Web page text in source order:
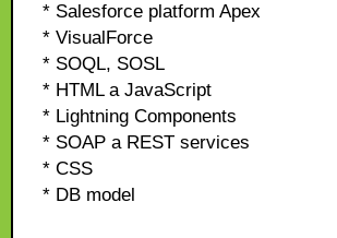
* Salesforce platform Apex
* VisualForce
* SOQL, SOSL
* HTML a JavaScript
* Lightning Components
* SOAP a REST services
* CSS
* DB model